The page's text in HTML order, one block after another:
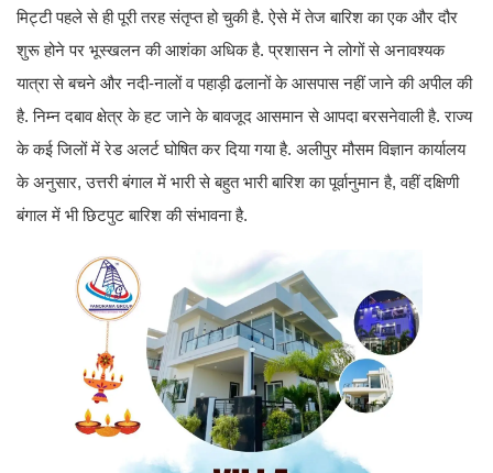
मिट्टी पहले से ही पूरी तरह संतृप्त हो चुकी है. ऐसे में तेज बारिश का एक और दौर
शुरू होने पर भूस्खलन की आशंका अधिक है. प्रशासन ने लोगों से अनावश्यक
यात्रा से बचने और नदी-नालों व पहाड़ी ढलानों के आसपास नहीं जाने की अपील की
है. निम्न दबाव क्षेत्र के हट जाने के बावजूद आसमान से आपदा बरसनेवाली है. राज्य
के कई जिलों में रेड अलर्ट घोषित कर दिया गया है. अलीपुर मौसम विज्ञान कार्यालय
के अनुसार, उत्तरी बंगाल में भारी से बहुत भारी बारिश का पूर्वानुमान है, वहीं दक्षिणी
बंगाल में भी छिटपुट बारिश की संभावना है.